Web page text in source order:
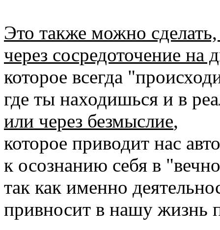
Это также можно
через сосредоточение на
которое всегда
где ты находишься и в
или через безмыслие,
которое приводит нас
к осознанию себя в
так как именно
привносит в нашу жизнь